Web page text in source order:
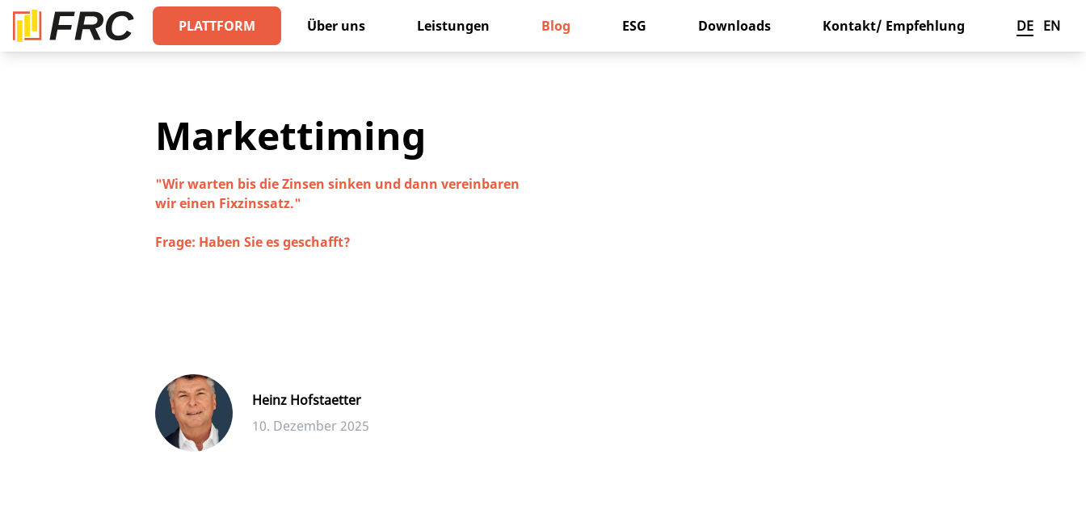
PLATTFORM Über uns Leistungen Blog ESG Downloads Kontakt/ Empfehlung DE EN
Markettiming
"Wir warten bis die Zinsen sinken und dann vereinbaren
wir einen Fixzinssatz."
Frage: Haben Sie es geschafft?
Heinz Hofstaetter
10. Dezember 2025